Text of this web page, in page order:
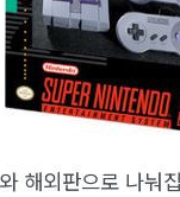
해외판으로 나